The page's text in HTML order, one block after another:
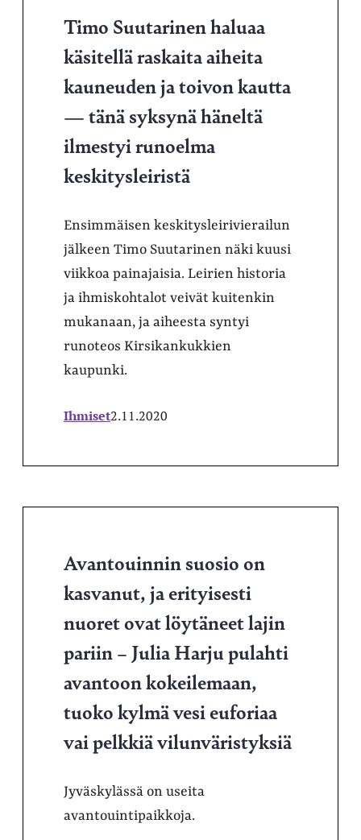
Timo Suutarinen haluaa
käsitellä raskaita aiheita
kauneuden ja toivon kautta
— tänä syksynä häneltä
ilmestyi runoelma
keskitysleiristä
Ensimmäisen keskitysleirivierailun
jälkeen Timo Suutarinen näki kuusi
viikkoa painajaisia. Leirien historia
ja ihmiskohtalot veivät kuitenkin
mukanaan, ja aiheesta syntyi
runoteos Kirsikankukkien
kaupunki.
Ihmiset2.11.2020
Avantouinnin suosio on
kasvanut, ja erityisesti
nuoret ovat löytäneet lajin
pariin – Julia Harju pulahti
avantoon kokeilemaan,
tuoko kylmä vesi euforiaa
vai pelkkiä vilunväristyksiä
Jyväskylässä on useita
avantouintipaikkoja.